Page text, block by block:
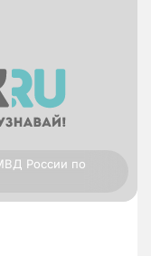
России по